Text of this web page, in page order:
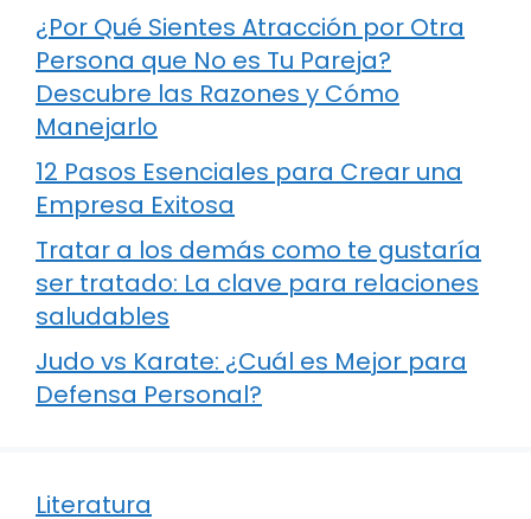
¿Por Qué Sientes Atracción por Otra
Persona que No es Tu Pareja?
Descubre las Razones y Cómo
Manejarlo
12 Pasos Esenciales para Crear una
Empresa Exitosa
Tratar a los demás como te gustaría
ser tratado: La clave para relaciones
saludables
Judo vs Karate: ¿Cuál es Mejor para
Defensa Personal?
Literatura